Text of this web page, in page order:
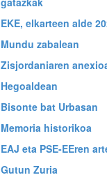
EKE, elkarteen alde
Mundu zabalean
Zisjordaniaren
Hegoaldean
Bisonte bat Urbasan
Memoria historikoa
EAJ eta PSE-EEren
Gutun Zuria